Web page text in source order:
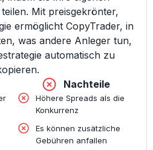
Mit preisgekrönter,
ermöglicht CopyTrader, in
was andere Anleger tun,
automatisch zu
Nachteile
Höhere Spreads als die
Konkurrenz
Es können zusätzliche
Gebühren anfallen